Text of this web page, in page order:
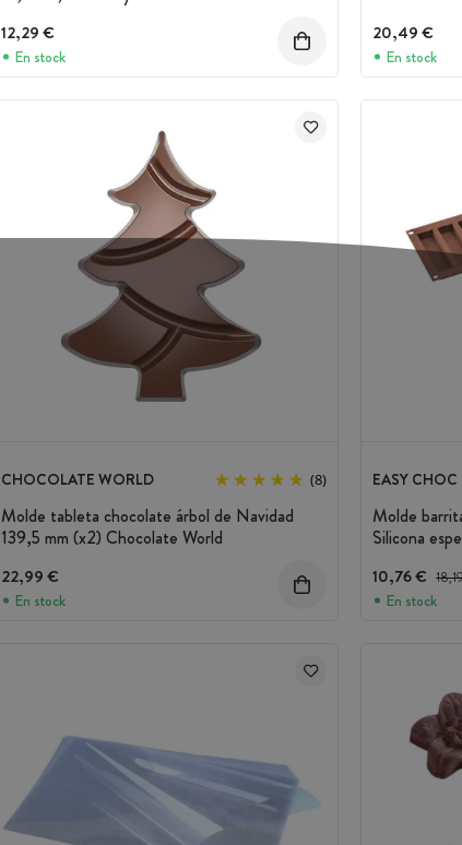
12,29 €
En stock
20,49 €
En stock
CHOCOLATE WORLD (8)
Molde tableta chocolate árbol de Navidad
139,5 mm (x2) Chocolate World
22,99 €
En stock
EASY CHOC
Molde
Silicona
10,76 €
En stock